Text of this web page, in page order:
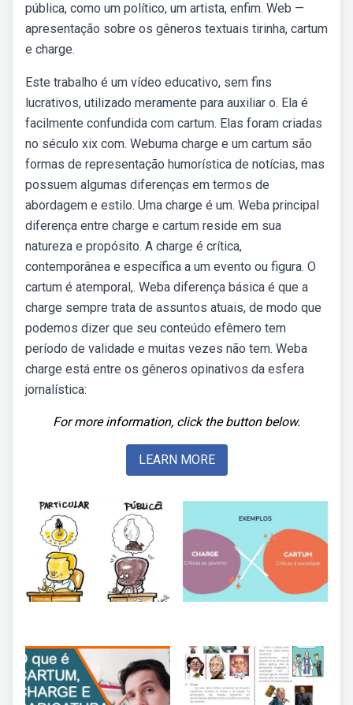
pública, como um político, um artista, enfim. Web —
apresentação sobre os gêneros textuais tirinha, cartum
e charge.
Este trabalho é um vídeo educativo, sem fins
lucrativos, utilizado meramente para auxiliar o. Ela é
facilmente confundida com cartum. Elas foram criadas
no século xix com. Webuma charge e um cartum são
formas de representação humorística de notícias, mas
possuem algumas diferenças em termos de
abordagem e estilo. Uma charge é um. Weba principal
diferença entre charge e cartum reside em sua
natureza e propósito. A charge é crítica,
contemporânea e específica a um evento ou figura. O
cartum é atemporal,. Weba diferença básica é que a
charge sempre trata de assuntos atuais, de modo que
podemos dizer que seu conteúdo efêmero tem
período de validade e muitas vezes não tem. Weba
charge está entre os gêneros opinativos da esfera
jornalística:
For more information, click the button below.
LEARN MORE